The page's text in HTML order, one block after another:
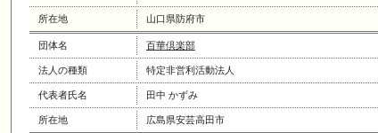
所在地 山口県防府市
団体名 百華倶楽部
法人の種類 特定非営利活動法人
代表者氏名 田中 かずみ
所在地 広島県安芸高田市